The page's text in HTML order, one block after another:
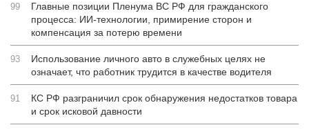
99
Главные позиции Пленума ВС РФ для гражданского
процесса: ИИ-технологии, примирение сторон и
компенсация за потерю времени
93
Использование личного авто в служебных целях не
означает, что работник трудится в качестве водителя
91
КС РФ разграничил срок обнаружения недостатков товара
и срок исковой давности